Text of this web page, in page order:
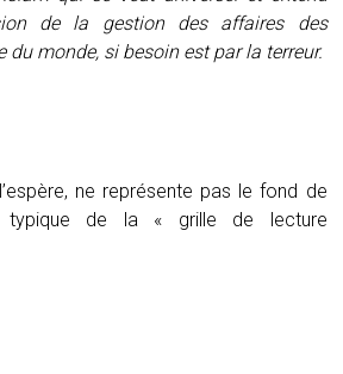
de la gestion des affaires des
du monde, si besoin est par la terreur.
ne représente pas le fond de
typique de la « grille de lecture